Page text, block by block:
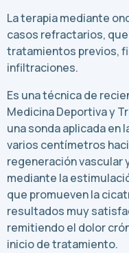
La terapia mediante
casos refractarios,
tratamientos previos,
infiltraciones.
Es una técnica de
Medicina Deportiva y
una sonda aplicada en
varios centímetros
regeneración vascular
mediante la
que promueven la
resultados muy
remitiendo el dolor
inicio de tratamiento.